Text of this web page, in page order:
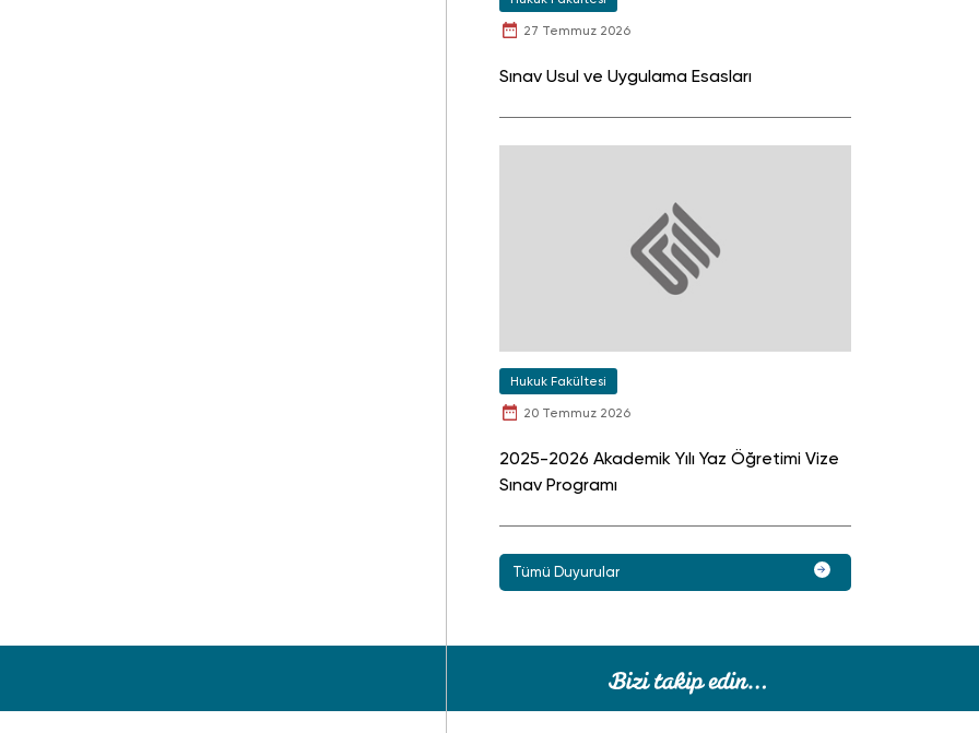
27 Temmuz 2026
Sınav Usul ve Uygulama Esasları
Hukuk Fakültesi
20 Temmuz 2026
2025-2026 Akademik Yılı Yaz Öğretimi Vize
Sınav Programı
Tümü Duyurular